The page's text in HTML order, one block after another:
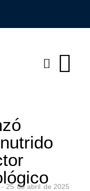
- 25 de abril de 2025